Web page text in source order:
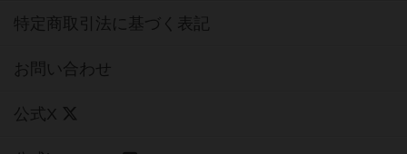
特定商取引法に基づく表記
お問い合わせ
公式X